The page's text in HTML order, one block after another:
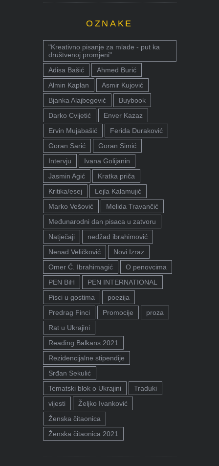
OZNAKE
"Kreativno pisanje za mlade - put ka
društvenoj promjeni"
Adisa Bašić
Ahmed Burić
Almin Kaplan
Asmir Kujović
Bjanka Alajbegović
Buybook
Darko Cvijetić
Enver Kazaz
Ervin Mujabašić
Ferida Duraković
Goran Sarić
Goran Simić
Intervju
Ivana Golijanin
Jasmin Agić
Kratka priča
Kritika/esej
Lejla Kalamujić
Marko Vešović
Melida Travančić
Međunarodni dan pisaca u zatvoru
Natječaji
nedžad ibrahimović
Nenad Veličković
Novi Izraz
Omer Ć. Ibrahimagić
O penovcima
PEN BiH
PEN INTERNATIONAL
Pisci u gostima
poezija
Predrag Finci
Promocije
proza
Rat u Ukrajini
Reading Balkans 2021
Rezidencijalne stipendije
Srđan Sekulić
Tematski blok o Ukrajini
Traduki
vijesti
Željko Ivanković
Ženska čitaonica
Ženska čitaonica 2021